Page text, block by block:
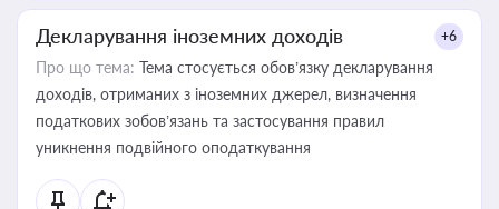
Декларування іноземних доходів +6
Про що тема: Тема стосується обов’язку декларування
доходів, отриманих з іноземних джерел, визначення
податкових зобов’язань та застосування правил
уникнення подвійного оподаткування